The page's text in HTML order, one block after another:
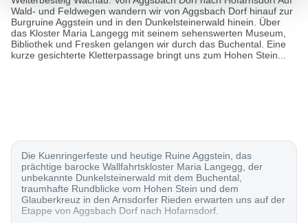
Wald- und Feldwegen wandern wir von Aggsbach Dorf hinauf zur
Burgruine Aggstein und in den Dunkelsteinerwald hinein. Über
das Kloster Maria Langegg mit seinem sehenswerten Museum,
Bibliothek und Fresken gelangen wir durch das Buchental. Eine
kurze gesichterte Kletterpassage bringt uns zum Hohen Stein...
Die Kuenringerfeste und heutige Ruine Aggstein, das
prächtige barocke Wallfahrtskloster Maria Langegg, der
unbekannte Dunkelsteinerwald mit dem Buchental,
traumhafte Rundblicke vom Hohen Stein und dem
Glauberkreuz in den Arnsdorfer Rieden erwarten uns auf der
Etappe von Aggsbach Dorf nach Hofarnsdorf.